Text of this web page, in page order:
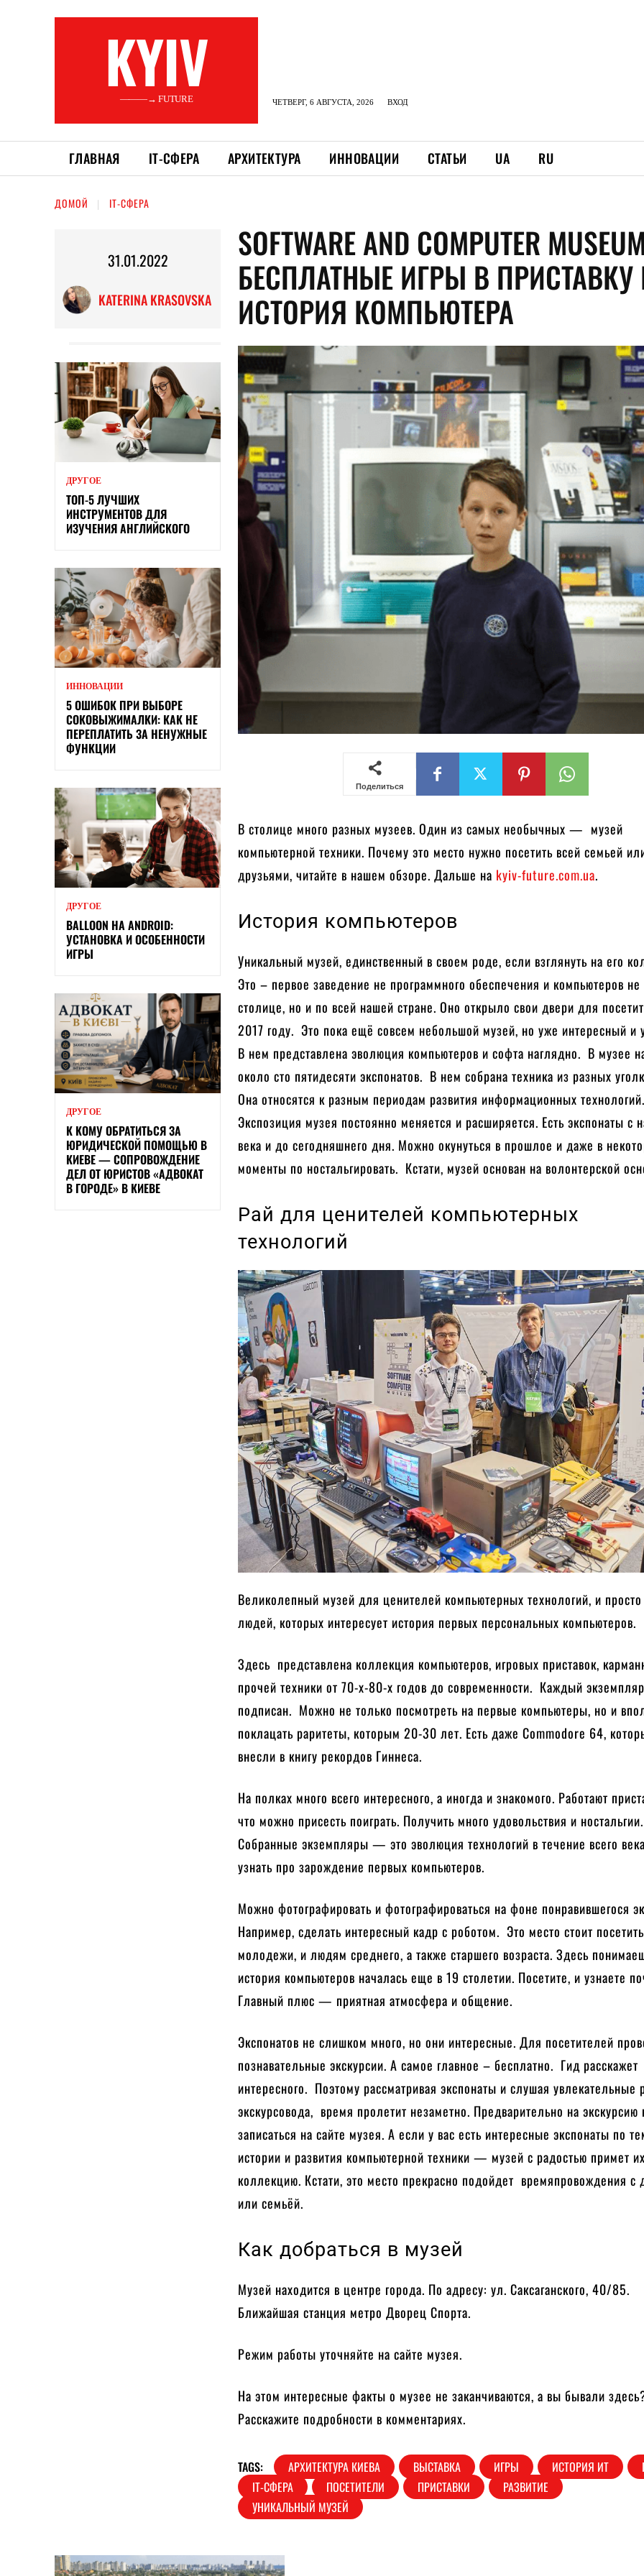
KYIV
———→ FUTURE ЧЕТВЕРГ, 6 АВГУСТА, 2026 ВХОД
ГЛАВНАЯ ІТ-СФЕРА АРХИТЕКТУРА ИННОВАЦИИ СТАТЬИ UA RU
ДОМОЙ ІТ-СФЕРА
31.01.2022
KATERINA KRASOVSKA
ДРУГОЕ
ТОП-5 ЛУЧШИХ
ИНСТРУМЕНТОВ ДЛЯ
ИЗУЧЕНИЯ АНГЛИЙСКОГО
ИННОВАЦИИ
5 ОШИБОК ПРИ ВЫБОРЕ
СОКОВЫЖИМАЛКИ: КАК НЕ
ПЕРЕПЛАТИТЬ ЗА НЕНУЖНЫЕ
ФУНКЦИИ
ДРУГОЕ
BALLOON НА ANDROID:
УСТАНОВКА И ОСОБЕННОСТИ
ИГРЫ
ДРУГОЕ
К КОМУ ОБРАТИТЬСЯ ЗА
ЮРИДИЧЕСКОЙ ПОМОЩЬЮ В
КИЕВЕ — СОПРОВОЖДЕНИЕ
ДЕЛ ОТ ЮРИСТОВ «АДВОКАТ
В ГОРОДЕ» В КИЕВЕ
SOFTWARE AND COMPUTER
БЕСПЛАТНЫЕ ИГРЫ В ПРИСТАВКУ
ИСТОРИЯ КОМПЬЮТЕРА
Поделиться
В столице много разных музеев. Один из самых необычных — музей
компьютерной техники. Почему это место нужно посетить всей семьей
друзьями, читайте в нашем обзоре. Дальше на kyiv-future.com.ua.
История компьютеров
Уникальный музей, единственный в своем роде, если взглянуть на его
Это – первое заведение не программного обеспечения и компьютеров не
столице, но и по всей нашей стране. Оно открыло свои двери для
2017 году. Это пока ещё совсем небольшой музей, но уже интересный и
В нем представлена эволюция компьютеров и софта наглядно. В музее
около сто пятидесяти экспонатов. В нем собрана техника из разных
Она относятся к разным периодам развития информационных
Экспозиция музея постоянно меняется и расширяется. Есть экспонаты с
века и до сегодняшнего дня. Можно окунуться в прошлое и даже в
моменты по ностальгировать. Кстати, музей основан на волонтерской
Рай для ценителей компьютерных
технологий
Великолепный музей для ценителей компьютерных технологий, и
людей, которых интересует история первых персональных компьютеров.
Здесь представлена коллекция компьютеров, игровых приставок,
прочей техники от 70-х-80-х годов до современности. Каждый
подписан. Можно не только посмотреть на первые компьютеры, но и
поклацать раритеты, которым 20-30 лет. Есть даже Сommodore 64,
внесли в книгу рекордов Гиннеса.
На полках много всего интересного, а иногда и знакомого. Работают
что можно присесть поиграть. Получить много удовольствия и
Собранные экземпляры — это эволюция технологий в течение всего
узнать про зарождение первых компьютеров.
Можно фотографировать и фотографироваться на фоне понравившегося
Например, сделать интересный кадр с роботом. Это место стоит
молодежи, и людям среднего, а также старшего возраста. Здесь
история компьютеров началась еще в 19 столетии. Посетите, и узнаете
Главный плюс — приятная атмосфера и общение.
Экспонатов не слишком много, но они интересные. Для посетителей
познавательные экскурсии. А самое главное – бесплатно. Гид
интересного. Поэтому рассматривая экспонаты и слушая увлекательные
экскурсовода, время пролетит незаметно. Предварительно на экскурсию
записаться на сайте музея. А если у вас есть интересные экспонаты по
истории и развития компьютерной техники — музей с радостью примет
коллекцию. Кстати, это место прекрасно подойдет времяпровождения с
или семьёй.
Как добраться в музей
Музей находится в центре города. По адресу: ул. Саксаганского, 40/85.
Ближайшая станция метро Дворец Спорта.
Режим работы уточняйте на сайте музея.
На этом интересные факты о музее не заканчиваются, а вы бывали
Расскажите подробности в комментариях.
TAGS: АРХИТЕКТУРА КИЕВА ВЫСТАВКА ИГРЫ ИСТОРИЯ ИТ
ІТ-СФЕРА
ПОСЕТИТЕЛИ ПРИСТАВКИ
РАЗВИТИЕ
УНИКАЛЬНЫЙ МУЗЕЙ